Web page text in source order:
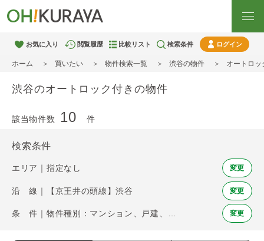
お気に入り 閲覧履歴 比較リスト 検索条件 ログイン
ホーム 買いたい 物件検索一覧 渋谷の物件 オートロッ
渋谷のオートロック付きの物件
該当物件数 10 件
検索条件
エリア｜指定なし 変更
沿 線｜【京王井の頭線】渋谷 変更
変更